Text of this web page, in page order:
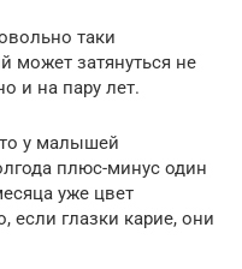
таки
может затянуться не
и на пару лет.
у малышей
плюс-минус один
уже цвет
если глазки карие, они